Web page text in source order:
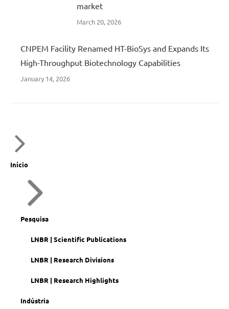
market
March 20, 2026
CNPEM Facility Renamed HT-BioSys and Expands Its
High-Throughput Biotechnology Capabilities
January 14, 2026
Início
Pesquisa
LNBR | Scientific Publications
LNBR | Research Divisions
LNBR | Research Highlights
Indústria